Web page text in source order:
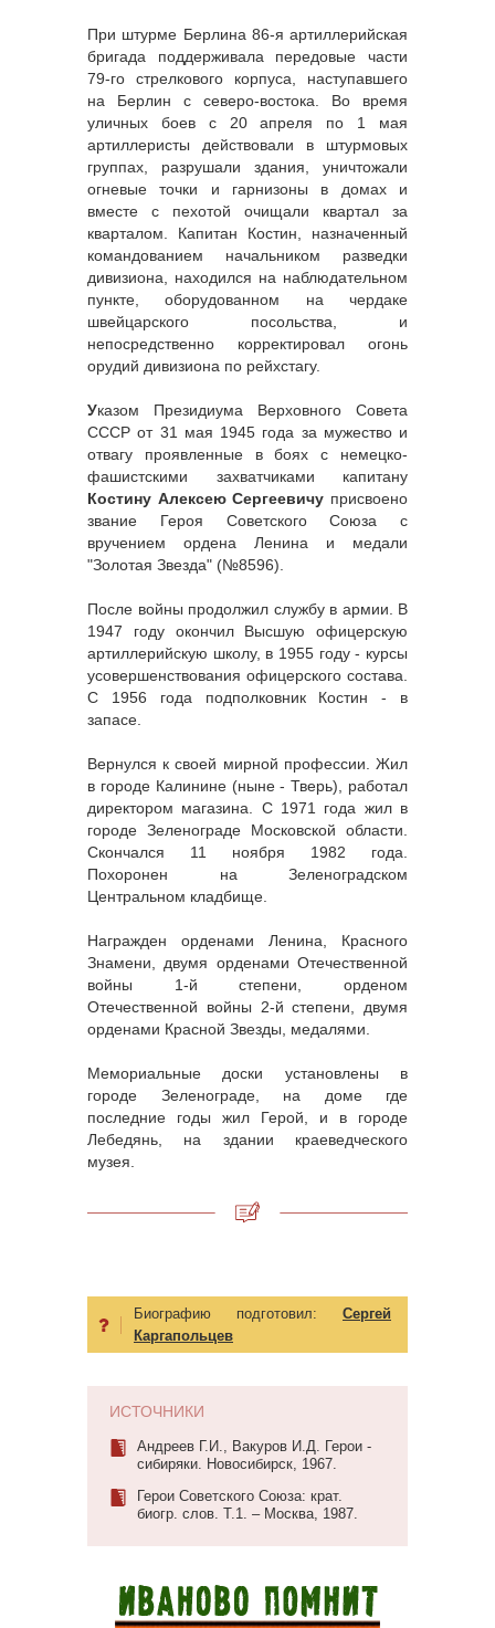
При штурме Берлина 86-я артиллерийская
бригада поддерживала передовые части
79-го стрелкового корпуса, наступавшего
на Берлин с северо-востока. Во время
уличных боев с 20 апреля по 1 мая
артиллеристы действовали в штурмовых
группах, разрушали здания, уничтожали
огневые точки и гарнизоны в домах и
вместе с пехотой очищали квартал за
кварталом. Капитан Костин, назначенный
командованием начальником разведки
дивизиона, находился на наблюдательном
пункте, оборудованном на чердаке
швейцарского посольства, и
непосредственно корректировал огонь
орудий дивизиона по рейхстагу.
Указом Президиума Верховного Совета
СССР от 31 мая 1945 года за мужество и
отвагу проявленные в боях с немецко-
фашистскими захватчиками капитану
Костину Алексею Сергеевичу присвоено
звание Героя Советского Союза с
вручением ордена Ленина и медали
"Золотая Звезда" (№8596).
После войны продолжил службу в армии. В
1947 году окончил Высшую офицерскую
артиллерийскую школу, в 1955 году - курсы
усовершенствования офицерского состава.
С 1956 года подполковник Костин - в
запасе.
Вернулся к своей мирной профессии. Жил
в городе Калинине (ныне - Тверь), работал
директором магазина. С 1971 года жил в
городе Зеленограде Московской области.
Скончался 11 ноября 1982 года.
Похоронен на Зеленоградском
Центральном кладбище.
Награжден орденами Ленина, Красного
Знамени, двумя орденами Отечественной
войны 1-й степени, орденом
Отечественной войны 2-й степени, двумя
орденами Красной Звезды, медалями.
Мемориальные доски установлены в
городе Зеленограде, на доме где
последние годы жил Герой, и в городе
Лебедянь, на здании краеведческого
музея.
Биографию подготовил: Сергей
Каргапольцев
ИСТОЧНИКИ
Андреев Г.И., Вакуров И.Д. Герои -
сибиряки. Новосибирск, 1967.
Герои Советского Союза: крат.
биогр. слов. Т.1. – Москва, 1987.